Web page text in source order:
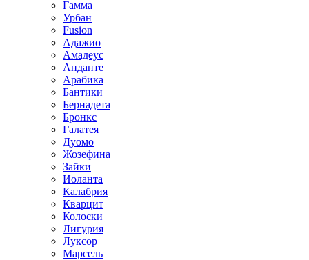
Гамма
Урбан
Fusion
Адажио
Амадеус
Анданте
Арабика
Бантики
Бернадета
Бронкс
Галатея
Дуомо
Жозефина
Зайки
Иоланта
Калабрия
Кварцит
Колоски
Лигурия
Луксор
Марсель